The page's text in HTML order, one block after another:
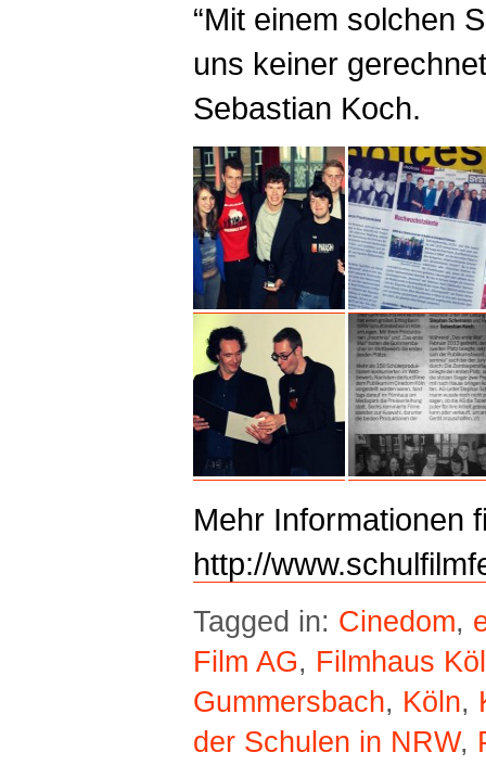
“Mit einem solchen
uns keiner
Sebastian Koch.
Mehr Informationen
http://
Tagged in: Cinedom,
Film AG, Filmhaus
Gummersbach, Köln,
der Schulen in NRW,